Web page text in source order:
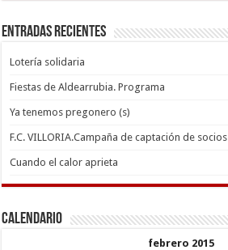
Entradas recientes
Lotería solidaria
Fiestas de Aldearrubia. Programa
Ya tenemos pregonero (s)
F.C. VILLORIA.Campaña de captación de socios
Cuando el calor aprieta
Calendario
febrero 2015